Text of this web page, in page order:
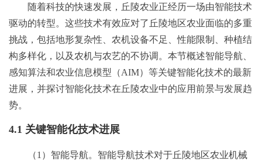
随着科技的快速发展，丘陵农业正经历一场由智能技术
驱动的转型。这些技术有效应对了丘陵地区农业面临的多重
挑战，包括地形复杂性、农机设备不足、性能限制、种植结
构多样化，以及农机与农艺的不协调。本节概述智能导航、
感知算法和农业信息模型（AIM）等关键智能化技术的最新
进展，并探讨智能化技术在丘陵农业中的应用前景与发展趋
势。
4.1 关键智能化技术进展
（1）智能导航。智能导航技术对于丘陵地区农业机械